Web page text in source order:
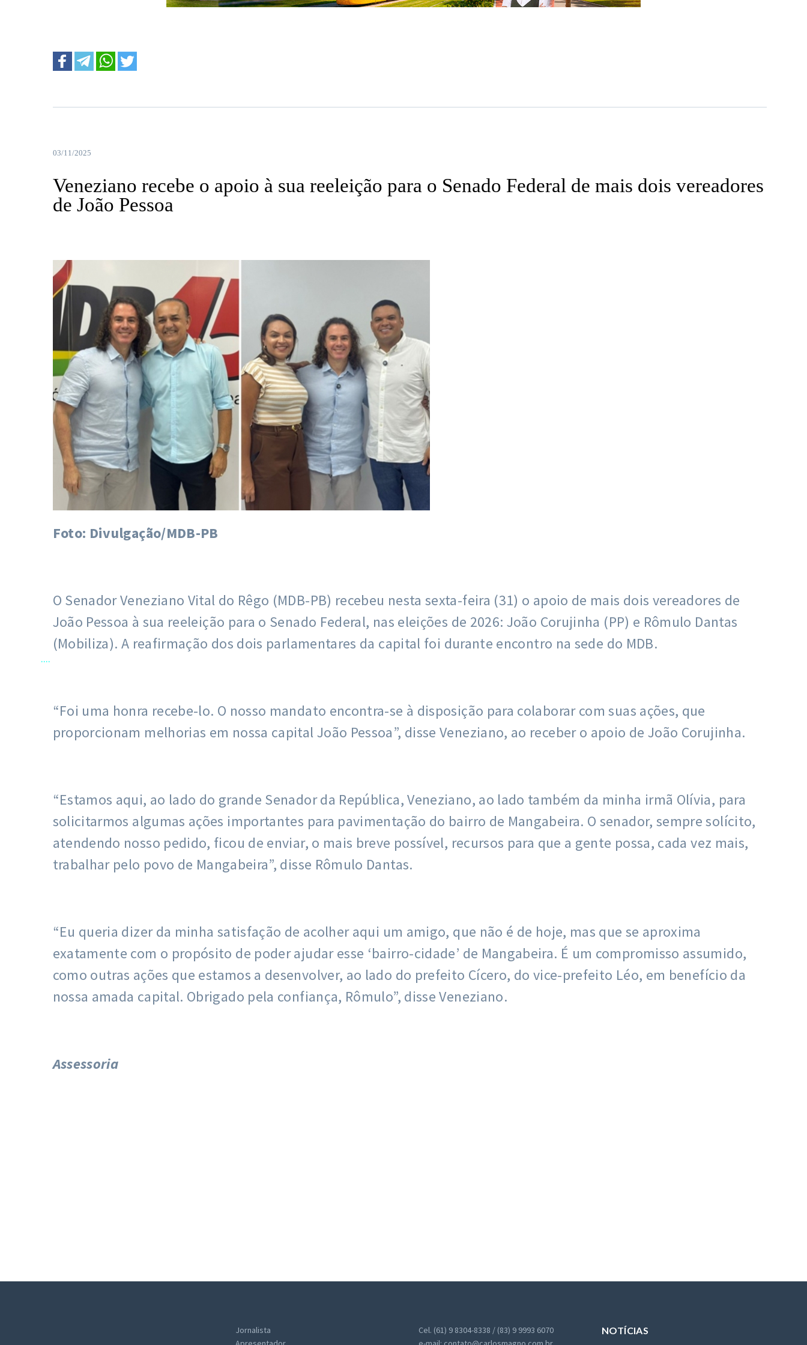
....
03/11/2025
Veneziano recebe o apoio à sua reeleição para o Senado Federal de mais dois vereadores
de João Pessoa
Foto: Divulgação/MDB-PB
O Senador Veneziano Vital do Rêgo (MDB-PB) recebeu nesta sexta-feira (31) o apoio de mais dois vereadores de
João Pessoa à sua reeleição para o Senado Federal, nas eleições de 2026: João Corujinha (PP) e Rômulo Dantas
(Mobiliza). A reafirmação dos dois parlamentares da capital foi durante encontro na sede do MDB.
“Foi uma honra recebe-lo. O nosso mandato encontra-se à disposição para colaborar com suas ações, que
proporcionam melhorias em nossa capital João Pessoa”, disse Veneziano, ao receber o apoio de João Corujinha.
“Estamos aqui, ao lado do grande Senador da República, Veneziano, ao lado também da minha irmã Olívia, para
solicitarmos algumas ações importantes para pavimentação do bairro de Mangabeira. O senador, sempre solícito,
atendendo nosso pedido, ficou de enviar, o mais breve possível, recursos para que a gente possa, cada vez mais,
trabalhar pelo povo de Mangabeira”, disse Rômulo Dantas.
“Eu queria dizer da minha satisfação de acolher aqui um amigo, que não é de hoje, mas que se aproxima
exatamente com o propósito de poder ajudar esse ‘bairro-cidade’ de Mangabeira. É um compromisso assumido,
como outras ações que estamos a desenvolver, ao lado do prefeito Cícero, do vice-prefeito Léo, em benefício da
nossa amada capital. Obrigado pela confiança, Rômulo”, disse Veneziano.
Assessoria
Jornalista
Cel. (61) 9 8304-8338 / (83) 9 9993 6070
NOTÍCIAS